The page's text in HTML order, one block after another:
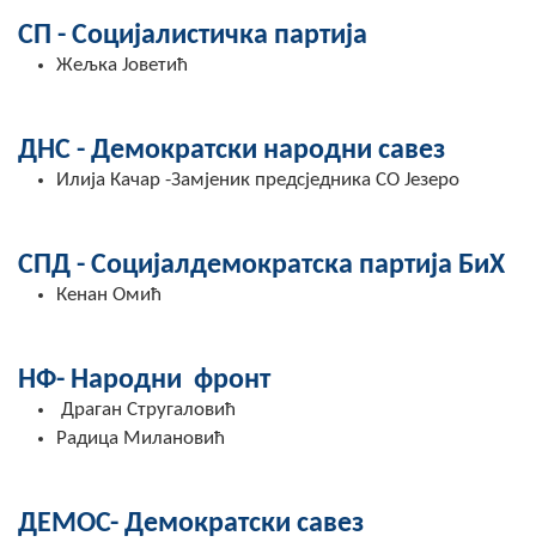
ФИНАНСИЈЕ
Пољопривреда
Туризам
Спорт
СП - Социјалистичка партија
Жељка Јоветић
ДНС - Демократски народни савез
Илија Качар -Замјеник предсједника СО Језеро
СПД - Социјалдемократска партија БиХ
Кенан Омић
НФ- Народни фронт
Драган Стругаловић
Радица Милановић
ДЕМОС- Демократски савез